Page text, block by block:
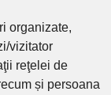
organizate,
vizitator
reţelei de
și persoana